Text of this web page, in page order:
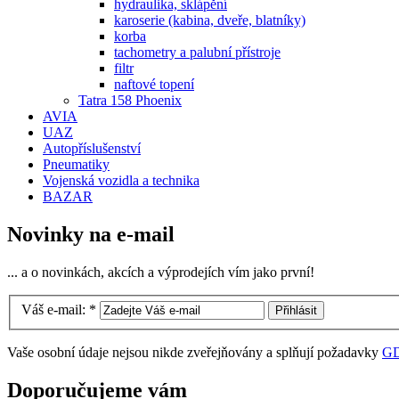
hydraulika, sklápění
karoserie (kabina, dveře, blatníky)
korba
tachometry a palubní přístroje
filtr
naftové topení
Tatra 158 Phoenix
AVIA
UAZ
Autopříslušenství
Pneumatiky
Vojenská vozidla a technika
BAZAR
Novinky na e-mail
... a o novinkách, akcích a výprodejích vím jako první!
Váš e-mail: *
Vaše osobní údaje nejsou nikde zveřejňovány a splňují požadavky
Doporučujeme vám